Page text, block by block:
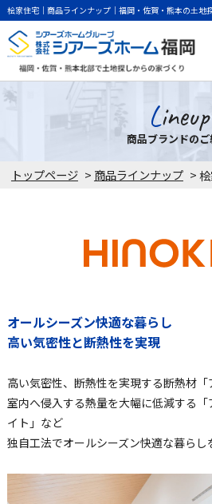
桧家住宅｜商品ラインナップ｜福岡・佐賀・熊本の土地
ください。
トップページ > 商品ラインナップ >
Lineup
商品ブランドの
オールシーズン快適な暮らし
高い気密性と断熱性を実現
高い気密性、断熱性を実現する断熱材「
室内へ侵入する熱量を大幅に低減する
イト」など
独自工法でオールシーズン快適な暮らし